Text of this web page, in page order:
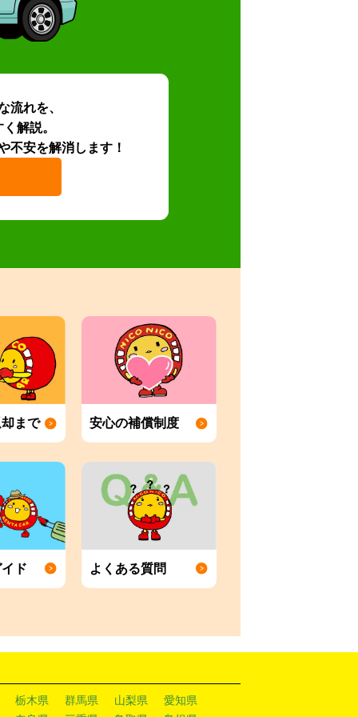
流れを、
解説。
不安を解消します！
まで 安心の補償制度
ド よくある質問
栃木県 群馬県 山梨県
愛知県